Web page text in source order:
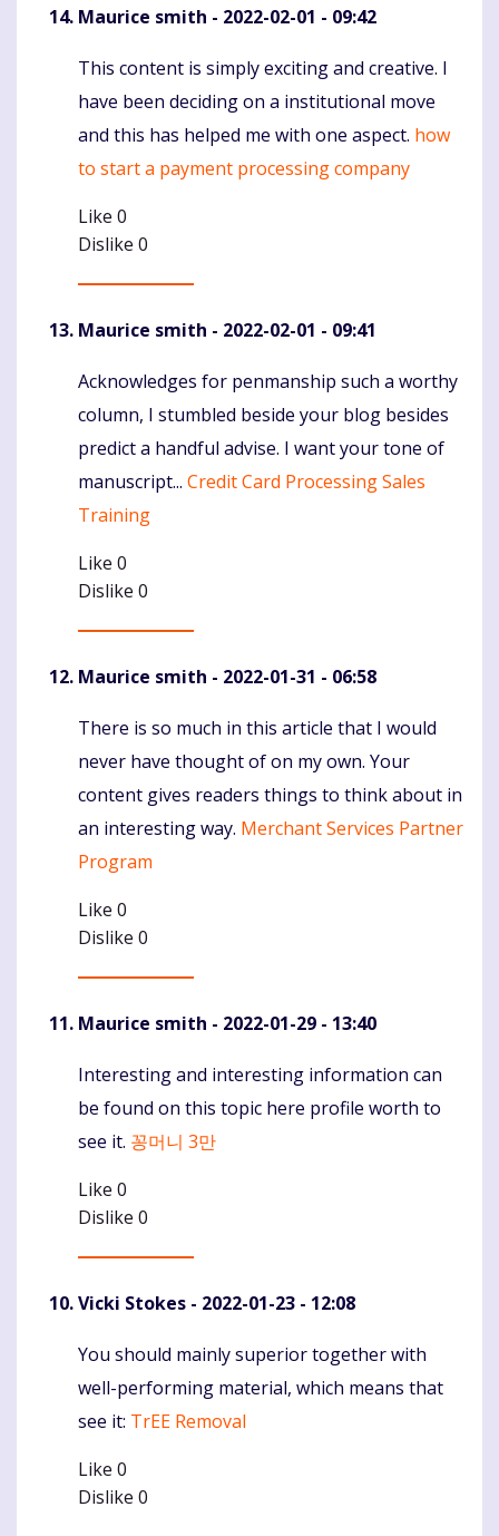
Maurice smith - 2022-02-01 - 09:42
Komentaras
This content is simply exciting and creative. I
have been deciding on a institutional move
and this has helped me with one aspect. how
to start a payment processing company
Like 0
Dislike 0
Maurice smith - 2022-02-01 - 09:41
Komentaras
Acknowledges for penmanship such a worthy
column, I stumbled beside your blog besides
predict a handful advise. I want your tone of
manuscript... Credit Card Processing Sales
Training
Like 0
Dislike 0
Maurice smith - 2022-01-31 - 06:58
Komentaras
There is so much in this article that I would
never have thought of on my own. Your
content gives readers things to think about in
an interesting way. Merchant Services Partner
Program
Like 0
Dislike 0
Maurice smith - 2022-01-29 - 13:40
Komentaras
Interesting and interesting information can
be found on this topic here profile worth to
see it. 꽁머니 3만
Like 0
Dislike 0
Vicki Stokes - 2022-01-23 - 12:08
Komentaras
You should mainly superior together with
well-performing material, which means that
see it: TrEE Removal
Like 0
Dislike 0